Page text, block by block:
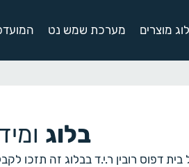
מוצרים מערכת שמש נט
בלוג
דפוס רובין ר.י.ד בבלוג זה תזכו